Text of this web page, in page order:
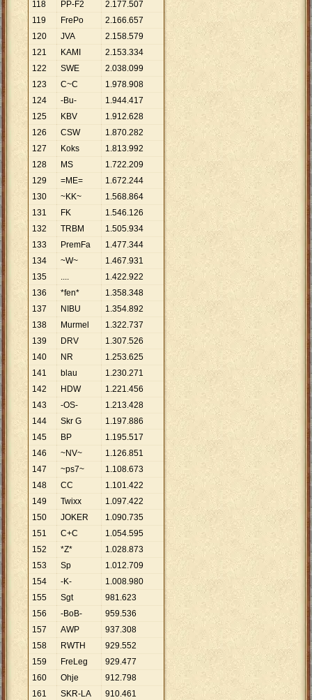
118 PP-F2 2.177.507
119
FrePo 2.166.657
120
JVA 2.158.579
121
KAMI 2.153.334
122
SWE 2.038.099
123
C~C 1.978.908
124
-Bu- 1.944.417
125
KBV 1.912.628
126
CSW 1.870.282
127
Koks 1.813.992
128
MS 1.722.209
129
=ME= 1.672.244
130
~KK~ 1.568.864
131
FK 1.546.126
132
TRBM 1.505.934
133
PremFa 1.477.344
134
~W~ 1.467.931
135
.... 1.422.922
136
*fen* 1.358.348
137
NIBU 1.354.892
138
Murmel 1.322.737
139
DRV 1.307.526
140
NR 1.253.625
141
blau 1.230.271
142
HDW 1.221.456
143
-OS- 1.213.428
144
Skr G 1.197.886
145
BP 1.195.517
146
~NV~ 1.126.851
147
~ps7~ 1.108.673
148
CC 1.101.422
149
Twixx 1.097.422
150
JOKER 1.090.735
151
C+C 1.054.595
152
*Z* 1.028.873
153
Sp 1.012.709
154
-K- 1.008.980
155
Sgt 981.623
156
-BoB- 959.536
157
AWP 937.308
158
RWTH 929.552
159
FreLeg 929.477
160
Ohje 912.798
161
SKR-LA 910.461